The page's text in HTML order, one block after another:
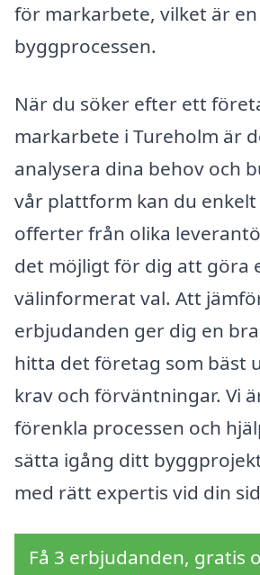
för markarbete, vilket är
byggprocessen.
När du söker efter ett
markarbete i Tureholm är
analysera dina behov och
vår plattform kan du
offerter från olika
det möjligt för dig att göra
välinformerat val. Att
erbjudanden ger dig en
hitta det företag som bäst
krav och förväntningar. Vi
förenkla processen och
sätta igång ditt
med rätt expertis vid din
Få 3 erbjudanden, gratis